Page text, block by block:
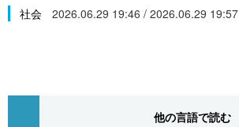
カテゴリー
経済・ビジネス
トップ
In-depth
社会 2026.06.29 19:46 / 2026.06.29 19:57
他の言語で読む